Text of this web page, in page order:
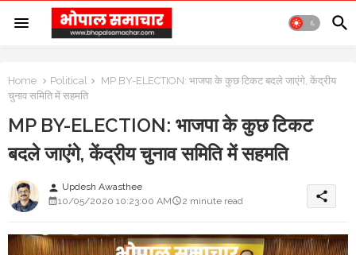
Home Political
MP BY-ELECTION: भाजपा के कुछ टिकट बदले जाएंगे, केंद्रीय
चुनाव समिति में सहमति
MP BY-ELECTION: भाजपा के कुछ टिकट
बदले जाएंगे, केंद्रीय चुनाव समिति में सहमति
person Updesh Awasthee
10/05/2020 10:23:00 AM
2 minute read share